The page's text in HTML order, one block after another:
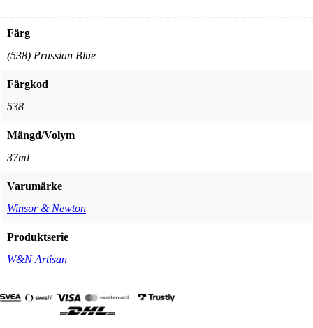
Färg
(538) Prussian Blue
Färgkod
538
Mängd/Volym
37ml
Varumärke
Winsor & Newton
Produktserie
W&N Artisan